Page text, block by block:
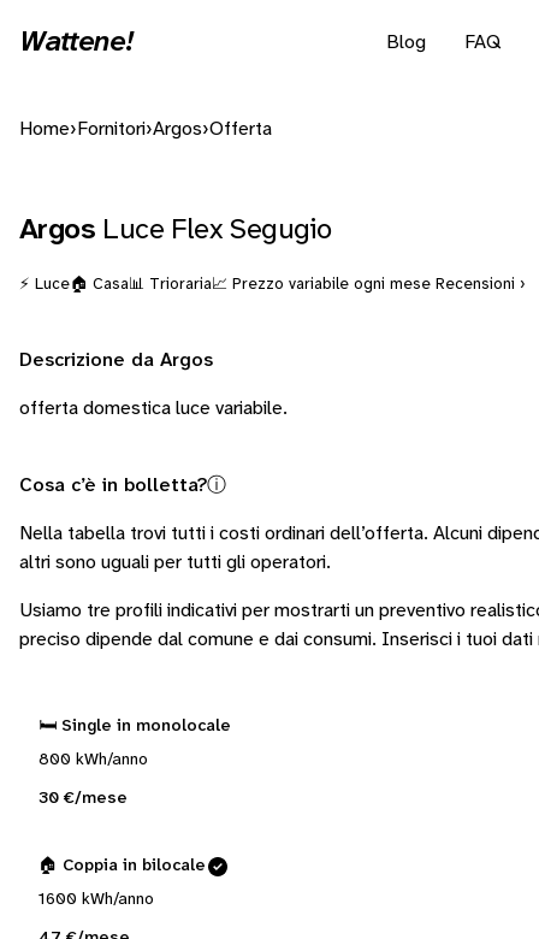
Wattene! Blog FAQ
Home› Fornitori›Argos›Offerta
Argos Luce Flex Segugio
⚡ Luce🏠 Casa📊 Trioraria📈 Prezzo variabile ogni mese Recensioni ›
Descrizione da Argos
offerta domestica luce variabile.
Cosa c’è in bolletta?ⓘ
Nella tabella trovi tutti i costi ordinari dell’offerta. Alcuni
altri sono uguali per tutti gli operatori.
Usiamo tre profili indicativi per mostrarti un preventivo
preciso dipende dal comune e dai consumi. Inserisci i tuoi
🛏️ Single in monolocale
800 kWh/anno
30 €/mese
🏠 Coppia in bilocale
1600 kWh/anno